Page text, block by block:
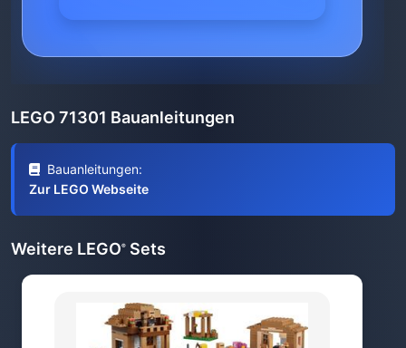
LEGO 71301 Bauanleitungen
Bauanleitungen:
Zur LEGO Webseite
Weitere LEGO® Sets